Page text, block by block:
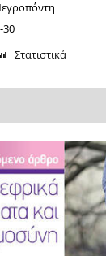
30
Στατιστικά